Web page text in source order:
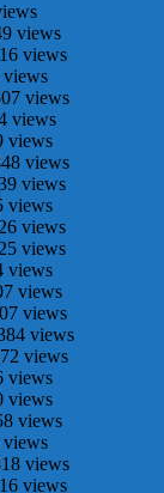
views
views
views
views
views
views
views
views
views
views
views
views
views
views
views
views
views
views
views
views
views
views